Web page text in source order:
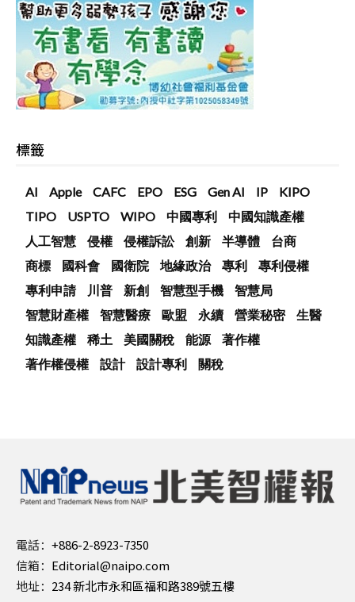
標籤
AI Apple CAFC EPO ESG Gen AI IP
KIPO
TIPO
USPTO WIPO 中國專利
中國知識產權
人工智慧
侵權 侵權訴訟 創新 半導體
台商
商標
國科會 國衛院 地緣政治 專利
專利侵權
專利申請
川普 新創 智慧型手機
智慧局
智慧財產權
智慧醫療 歐盟 永續 營業秘密
生醫
知識產權
稀土 美國關稅 能源
著作權
著作權侵權
設計 設計專利 關稅
電話： +886-2-8923-7350
信箱： Editorial@naipo.com
地址： 234 新北市永和區福和路389號五樓